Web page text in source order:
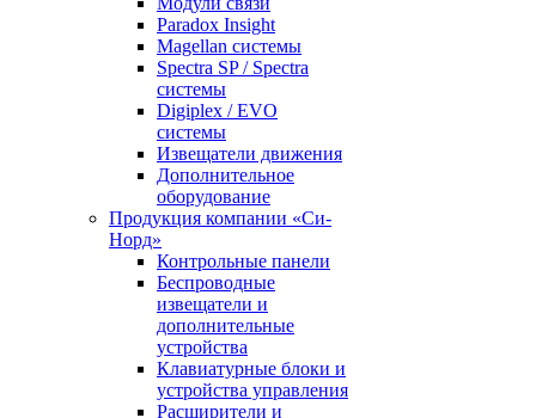
Paradox Insight
Magellan системы
Spectra SP / Spectra
системы
Digiplex / EVO
системы
Извещатели движения
Дополнительное
оборудование
Продукция компании «Си-
Норд»
Контрольные панели
Беспроводные
извещатели и
дополнительные
устройства
Клавиатурные блоки и
устройства управления
Расширители и